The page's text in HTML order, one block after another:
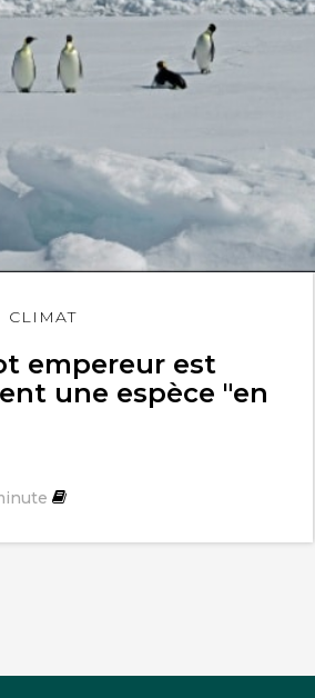
CLIMAT
empereur est
une espèce "en